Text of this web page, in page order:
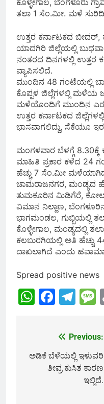
ಕೊಳ್ಳೇಗಾಲ, ಬೆಂಗಳೂರು
ತಲಾ 1 ಸೆಂ.ಮೀ. ಮಳೆ
ಉತ್ತರ ಕರ್ನಾಟಕದ
ಯಾದಗಿರಿ ಜಿಲ್ಲೆಯಲ್ಲಿ
ನಂತರದ ದಿನಗಳಲ್ಲಿ ಉತ್ತರ
ವ್ಯಾಪಿಸಲಿದೆ.
ಮುಂದಿನ 48 ಗಂಟೆಯಲ್ಲಿ
ಕೊಪ್ಪಳ ಜಿಲ್ಲೆಗಳಲ್ಲಿ
ಮಳೆಯೊಂದಿಗೆ ಮುಂದಿನ
ಉತ್ತರ ಕರ್ನಾಟಕದ
ಭಾಸವಾಗಲಿದ್ದು, ಸೆಕೆಯೂ
ಮಂಗಳವಾರ ಬೆಳಗ್ಗೆ
ಮಾಹಿತಿ ಪ್ರಕಾರ ಕಳೆದ 24
ಹೆಚ್ಚು 7 ಸೆಂ.ಮೀ
ಚಾಮರಾಜನಗರ, ಮಂಡ್ಯದ
ತುಮಕೂರಿನ ಮಿಡಿಗೆರೆ,
ವಿಮಾನ ನಿಲ್ದಾಣ,
ಭಾಗಮಂಡಲ, ಗುಬ್ಬಿಯಲ್ಲಿ
ಕೊಳ್ಳೇಗಾಲ, ಮಂಡ್ಯದಲ್ಲಿ
ಕಲಬುರಗಿಯಲ್ಲಿ ಅತಿ ಹೆಚ್ಚು
ದಾಖಲಾಗಿದೆ ಎಂದು
Spread positive news
navigation
Previous:
ಅಡಿಕೆ ಬೆಳೆಯಲ್ಲಿ ಇಳುವರಿ
ತೀವ್ರ ಕುಸಿತ ಕಾರಣ
ಇಲ್ಲಿದೆ.